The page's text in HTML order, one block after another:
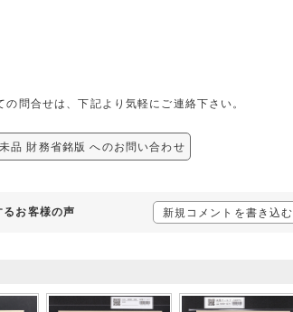
問合せは、下記より気軽にご連絡下さい。
品 財務省銘版 へのお問い合わせ
お客様の声 新規コメントを書き込む